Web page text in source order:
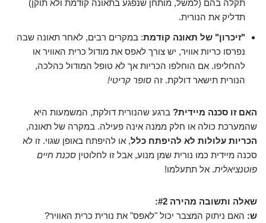
תקלה בהם (למשל, מותחן שנפגע בתאונה קודמת ולא תוקן)
תדליק את הנורית.
"זיכרון" של תאונה קודמת: במקרים רבים, לאחר תאונה שבה
נפרסו כריות אוויר, יש צורך לאפס את מודול כרית האוויר או
להחליפו. אם הוחלפו הכריות אך לא טופל המודול כהלכה,
הנורית תישאר דולקת. זה סופר קריטי!
האם זו סכנה מיידית? ברגע שהנורית דולקת, המשמעות היא
שהמערכת כולה או חלק ממנה אינה פעילה. במקרה של תאונה,
הכריות עלולות לא להיפתח כלל, או להיפתח באופן שגוי. זו לא
סכנה מיידית כמו נורית שמן מנוע, אבל זו לחלוטין סכנת חיים
פוטנציאלית. אל תתעלמו!
שאלה ותשובה מהירה #2:
ש: האם ניתוק המצבר יכול "לאפס" את נורית כרית האוויר?